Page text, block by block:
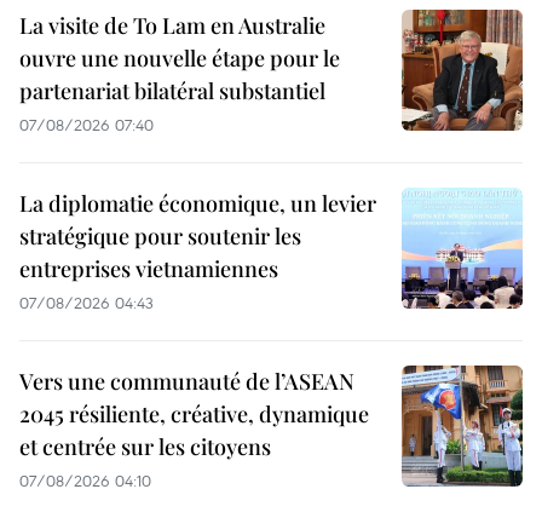
La visite de To Lam en Australie
ouvre une nouvelle étape pour le
partenariat bilatéral substantiel
07/08/2026 07:40
La diplomatie économique, un levier
stratégique pour soutenir les
entreprises vietnamiennes
07/08/2026 04:43
Vers une communauté de l’ASEAN
2045 résiliente, créative, dynamique
et centrée sur les citoyens
07/08/2026 04:10